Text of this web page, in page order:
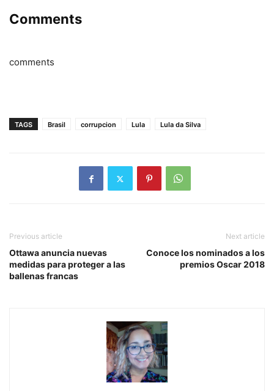
Comments
comments
TAGS Brasil corrupcion Lula Lula da Silva
Previous article
Ottawa anuncia nuevas
medidas para proteger a las
ballenas francas
Next article
Conoce los nominados a los
premios Oscar 2018